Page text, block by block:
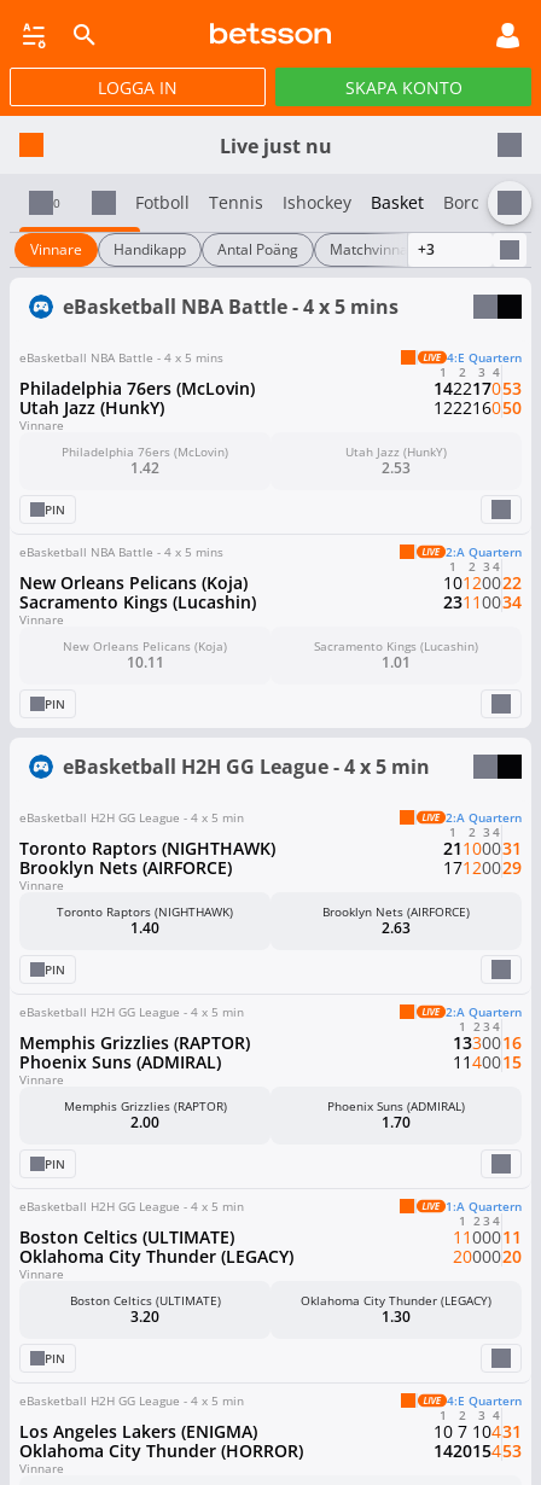
JACKPOTTSPEL LIVEBET TRAV OCH GALOPP POKER NYHETER
LOGGA IN SKAPA KONTO
Live just nu
0 Fotboll Tennis Ishockey Basket Bordtennis
Vinnare Handikapp Antal Poäng Matchvinnare 1X2
+3
eBasketball NBA Battle - 4 x 5 mins
eBasketball NBA Battle - 4 x 5 mins 4:e Quartern
Philadelphia 76ers (McLovin)
Utah Jazz (HunkY)
1
14
12
2
22
22
3
17
16
4
0
0
53
50
Vinnare
Philadelphia 76ers (McLovin)
1.42
Utah Jazz (HunkY)
2.53
PIN
eBasketball NBA Battle - 4 x 5 mins 2:a Quartern
New Orleans Pelicans (Koja)
Sacramento Kings (Lucashin)
1
10
23
2
12
11
3
0
0
4
0
0
22
34
Vinnare
New Orleans Pelicans (Koja)
10.11
Sacramento Kings (Lucashin)
1.01
PIN
eBasketball H2H GG League - 4 x 5 min
eBasketball H2H GG League - 4 x 5 min 2:a Quartern
Toronto Raptors (NIGHTHAWK)
Brooklyn Nets (AIRFORCE)
1
21
17
2
10
12
3
0
0
4
0
0
31
29
Vinnare
Toronto Raptors (NIGHTHAWK)
1.40
Brooklyn Nets (AIRFORCE)
2.63
PIN
eBasketball H2H GG League - 4 x 5 min 2:a Quartern
Memphis Grizzlies (RAPTOR)
Phoenix Suns (ADMIRAL)
1
13
11
2
3
4
3
0
0
4
0
0
16
15
Vinnare
Memphis Grizzlies (RAPTOR)
2.00
Phoenix Suns (ADMIRAL)
1.70
PIN
eBasketball H2H GG League - 4 x 5 min 1:a Quartern
Boston Celtics (ULTIMATE)
Oklahoma City Thunder (LEGACY)
1
11
20
2
0
0
3
0
0
4
0
0
11
20
Vinnare
Boston Celtics (ULTIMATE)
3.20
Oklahoma City Thunder (LEGACY)
1.30
PIN
eBasketball H2H GG League - 4 x 5 min 4:e Quartern
Los Angeles Lakers (ENIGMA)
Oklahoma City Thunder (HORROR)
1
10
14
2
7
20
3
10
15
4
4
4
31
53
Vinnare